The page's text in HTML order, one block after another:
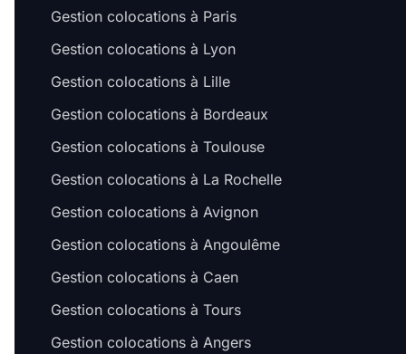
Gestion colocations à Paris
Gestion colocations à Lyon
Gestion colocations à Lille
Gestion colocations à Bordeaux
Gestion colocations à Toulouse
Gestion colocations à La Rochelle
Gestion colocations à Avignon
Gestion colocations à Angoulême
Gestion colocations à Caen
Gestion colocations à Tours
Gestion colocations à Angers